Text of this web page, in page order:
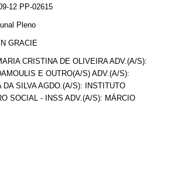
12 PP-02615
Pleno
GRACIE
CRISTINA DE OLIVEIRA ADV.(A/S):
E OUTRO(A/S) ADV.(A/S):
DA SILVA AGDO.(A/S): INSTITUTO
SOCIAL - INSS ADV.(A/S): MÁRCIO